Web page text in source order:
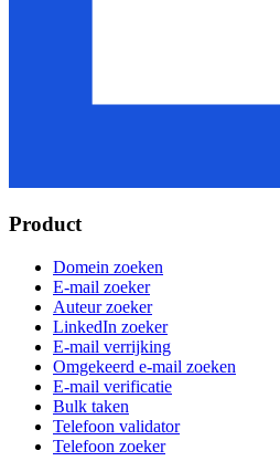
Product
Domein zoeken
E-mail zoeker
Auteur zoeker
LinkedIn zoeker
E-mail verrijking
Omgekeerd e-mail zoeken
E-mail verificatie
Bulk taken
Telefoon validator
Telefoon zoeker